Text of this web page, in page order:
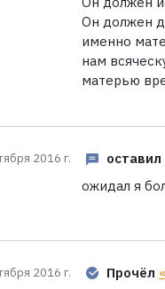
Он должен
именно
нам
матерью
2016 г.
ожидал я
2016 г. Прочёл